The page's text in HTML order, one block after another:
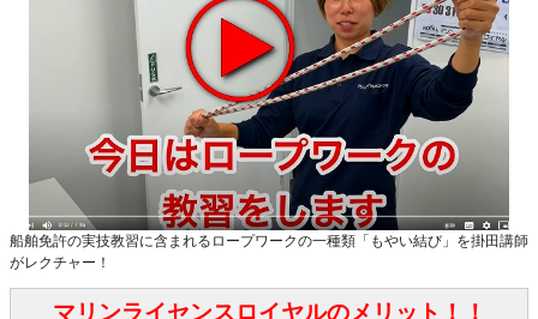
船舶免許の実技教習に含まれるロープワークの一種類「もやい結び」を掛田講師
がレクチャー！
マリンライセンスロイヤルのメリット！！